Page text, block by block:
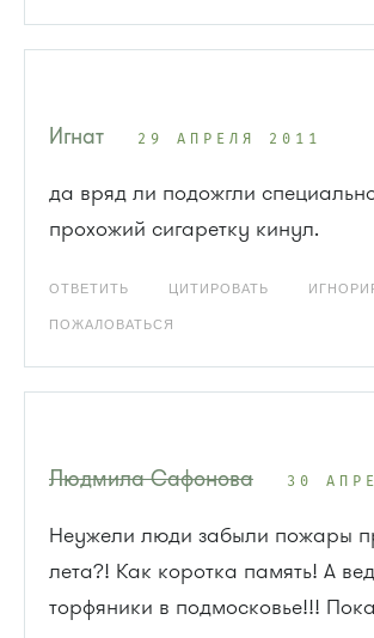
Игнат 29 АПРЕЛЯ 2011
да вряд ли подожгли
прохожий сигаретку кинул.
ОТВЕТИТЬ ЦИТИРОВАТЬ
ПОЖАЛОВАТЬСЯ
Людмила Сафонова 30
Неужели люди забыли пожары
лета?! Как коротка память! А
торфяники в подмосковье!!!